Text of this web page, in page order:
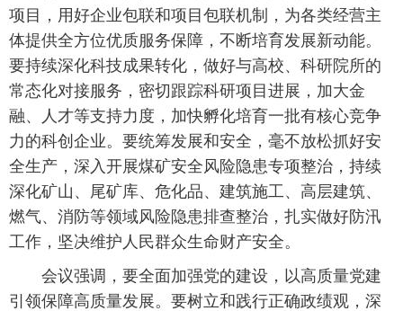
项目，用好企业包联和项目包联机制，为各类经营主
体提供全方位优质服务保障，不断培育发展新动能。
要持续深化科技成果转化，做好与高校、科研院所的
常态化对接服务，密切跟踪科研项目进展，加大金
融、人才等支持力度，加快孵化培育一批有核心竞争
力的科创企业。要统筹发展和安全，毫不放松抓好安
全生产，深入开展煤矿安全风险隐患专项整治，持续
深化矿山、尾矿库、危化品、建筑施工、高层建筑、
燃气、消防等领域风险隐患排查整治，扎实做好防汛
工作，坚决维护人民群众生命财产安全。
会议强调，要全面加强党的建设，以高质量党建
引领保障高质量发展。要树立和践行正确政绩观，深